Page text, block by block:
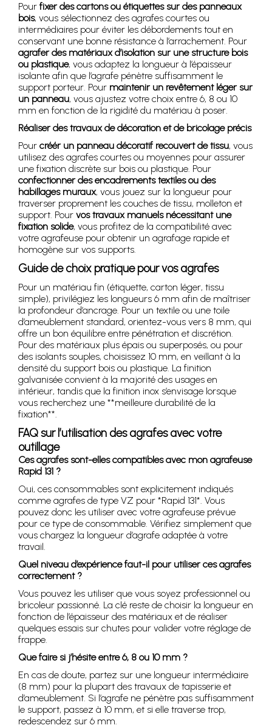
Pour fixer des cartons ou étiquettes sur des panneaux
bois, vous sélectionnez des agrafes courtes ou
intermédiaires pour éviter les débordements tout en
conservant une bonne résistance à l’arrachement. Pour
agrafer des matériaux d’isolation sur une structure bois
ou plastique, vous adaptez la longueur à l’épaisseur
isolante afin que l’agrafe pénètre suffisamment le
support porteur. Pour maintenir un revêtement léger sur
un panneau, vous ajustez votre choix entre 6, 8 ou 10
mm en fonction de la rigidité du matériau à poser.
Réaliser des travaux de décoration et de bricolage précis
Pour créér un panneau décoratif recouvert de tissu, vous
utilisez des agrafes courtes ou moyennes pour assurer
une fixation discrète sur bois ou plastique. Pour
confectionner des encadrements textiles ou des
habillages muraux, vous jouez sur la longueur pour
traverser proprement les couches de tissu, molleton et
support. Pour vos travaux manuels nécessitant une
fixation solide, vous profitez de la compatibilité avec
votre agrafeuse pour obtenir un agrafage rapide et
homogène sur vos supports.
Guide de choix pratique pour vos agrafes
Pour un matériau fin (étiquette, carton léger, tissu
simple), privilégiez les longueurs 6 mm afin de maîtriser
la profondeur d’ancrage. Pour un textile ou une toile
d’ameublement standard, orientez-vous vers 8 mm, qui
offre un bon équilibre entre pénétration et discrétion.
Pour des matériaux plus épais ou superposés, ou pour
des isolants souples, choisissez 10 mm, en veillant à la
densité du support bois ou plastique. La finition
galvanisée convient à la majorité des usages en
intérieur, tandis que la finition inox s’envisage lorsque
vous recherchez une **meilleure durabilité de la
fixation**.
FAQ sur l’utilisation des agrafes avec votre
outillage
Ces agrafes sont-elles compatibles avec mon agrafeuse
Rapid 131 ?
Oui, ces consommables sont explicitement indiqués
comme agrafes de type VZ pour *Rapid 131*. Vous
pouvez donc les utiliser avec votre agrafeuse prévue
pour ce type de consommable. Vérifiez simplement que
vous chargez la longueur d’agrafe adaptée à votre
travail.
Quel niveau d’expérience faut-il pour utiliser ces agrafes
correctement ?
Vous pouvez les utiliser que vous soyez professionnel ou
bricoleur passionné. La clé reste de choisir la longueur en
fonction de l’épaisseur des matériaux et de réaliser
quelques essais sur chutes pour valider votre réglage de
frappe.
Que faire si j’hésite entre 6, 8 ou 10 mm ?
En cas de doute, partez sur une longueur intermédiaire
(8 mm) pour la plupart des travaux de tapisserie et
d’ameublement. Si l’agrafe ne pénètre pas suffisamment
le support, passez à 10 mm, et si elle traverse trop,
redescendez sur 6 mm.